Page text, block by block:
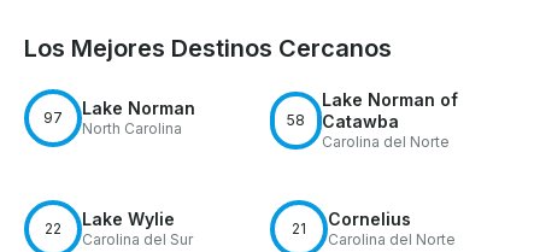
Los Mejores Destinos Cercanos
97 Lake Norman
North Carolina 58
Lake Norman of
Catawba
Carolina del Norte
22 Lake Wylie
Carolina del Sur
21 Cornelius
Carolina del Norte